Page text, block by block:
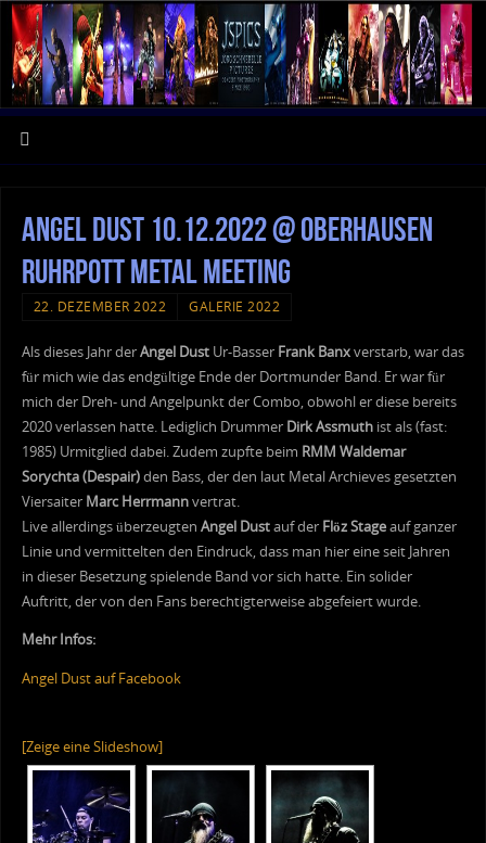
Angel Dust 10.12.2022 @ Oberhausen
Ruhrpott Metal Meeting
22. DEZEMBER 2022 GALERIE 2022
Als dieses Jahr derAngel DustUr-Basser Frank Banxverstarb, war das
für mich wie das endgültige Ende der Dortmunder Band. Er war für
mich der Dreh- und Angelpunkt der Combo, obwohl er diese bereits
2020 verlassen hatte. Lediglich Drummer Dirk Assmuthist als (fast:
1985) Urmitglied dabei. Zudem zupfte beim RMM Waldemar
Sorychta (Despair)den Bass, der den laut Metal Archieves gesetzten
Viersaiter Marc Herrmannvertrat.
Live allerdings überzeugten Angel Dustauf der Flöz Stageauf ganzer
Linie und vermittelten den Eindruck, dass man hier eine seit Jahren
in dieser Besetzung spielende Band vor sich hatte. Ein solider
Auftritt, der von den Fans berechtigterweise abgefeiert wurde.
Mehr Infos:
Angel Dust auf Facebook
[Zeige eine Slideshow]